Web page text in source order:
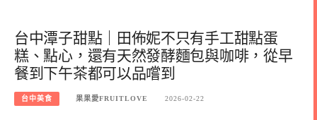
台中潭子甜點｜田佈妮不只有手工甜點蛋
糕、點心，還有天然發酵麵包與咖啡，從早
餐到下午茶都可以品嚐到
台中美食 果果愛FRUITLOVE 2026-02-22